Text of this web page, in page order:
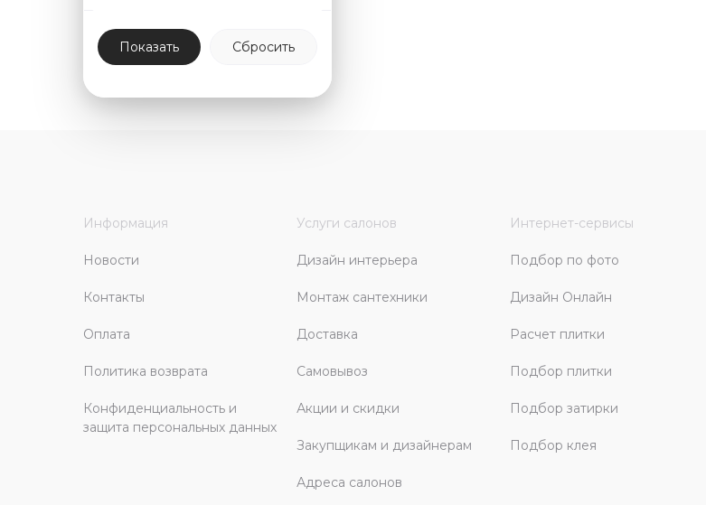
Информация
Новости
Контакты
Оплата
Политика возврата
Конфиденциальность и
защита персональных данных
Услуги салонов
Дизайн интерьера
Монтаж сантехники
Доставка
Самовывоз
Акции и скидки
Закупщикам и дизайнерам
Адреса салонов
Интернет-сервисы
Подбор по фото
Дизайн Онлайн
Расчет плитки
Подбор плитки
Подбор затирки
Подбор клея